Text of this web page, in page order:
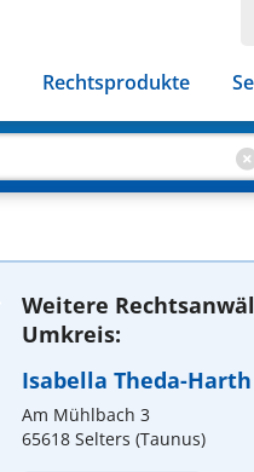
Rechtsprodukte
Weitere
Umkreis:
Isabella Theda-Harth
Am Mühlbach 3
65618 Selters (Taunus)